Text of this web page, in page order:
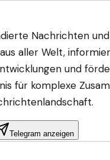
Nachrichten und
aller Welt,
und
für komplexe
Telegram anzeigen